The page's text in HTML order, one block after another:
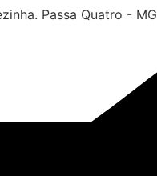
Passa Quatro - MG